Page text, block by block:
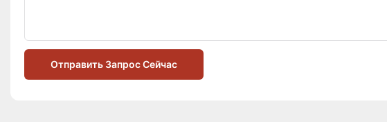
Отправить Запрос Сейчас